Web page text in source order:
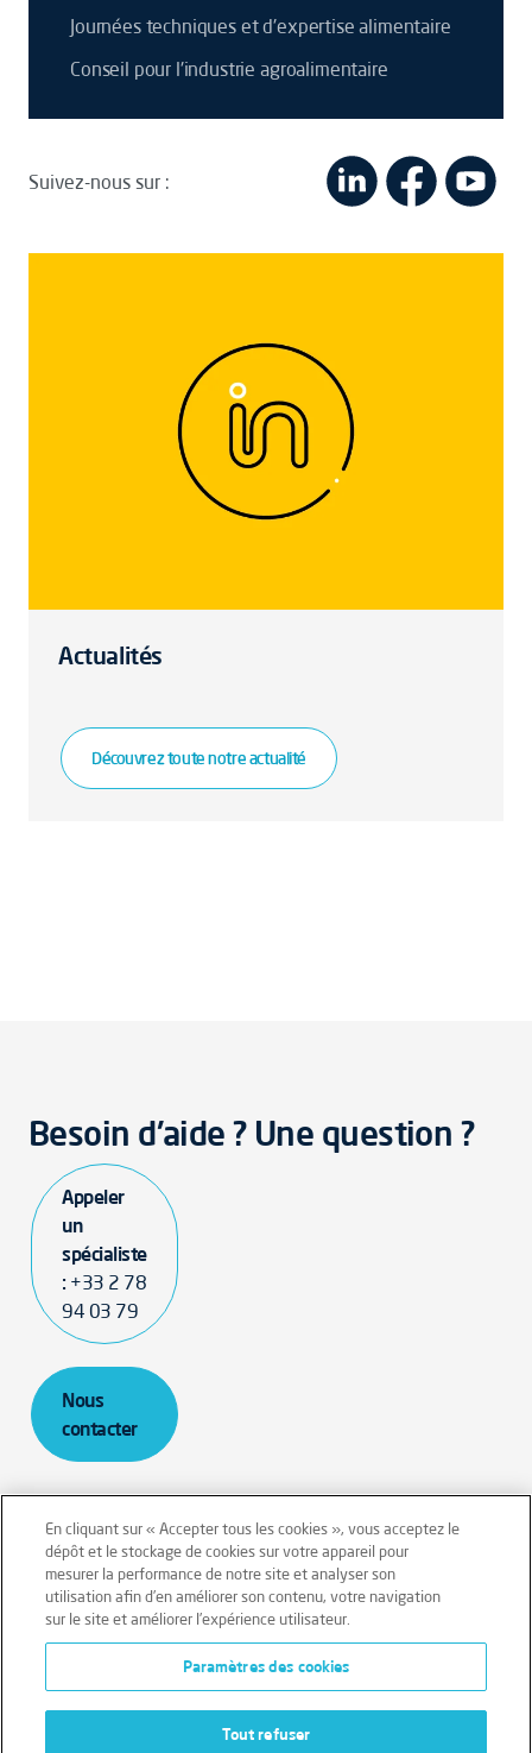
Journées techniques et d'expertise alimentaire
Conseil pour l'industrie agroalimentaire
Suivez-nous sur :
Actualités
Découvrez toute notre actualité
Besoin d'aide ? Une question ?
Appeler
un
spécialiste
: +33 2 78
94 03 79
Nous
contacter
Mentions légales
Conditions générales
Données personnelles
Données personnelles – Volontaires
Cookies
En cliquant sur « Accepter tous les cookies », vous acceptez le
dépôt et le stockage de cookies sur votre appareil pour
mesurer la performance de notre site et analyser son
utilisation afin d’en améliorer son contenu, votre navigation
sur le site et améliorer l’expérience utilisateur.
Paramètres des cookies
Tout refuser